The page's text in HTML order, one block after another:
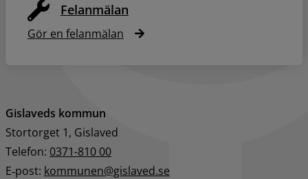
Felanmälan
Gör en felanmälan
Gislaveds kommun
Stortorget 1, Gislaved
Telefon: 0371-810 00
E‑post: kommunen@gislaved.se